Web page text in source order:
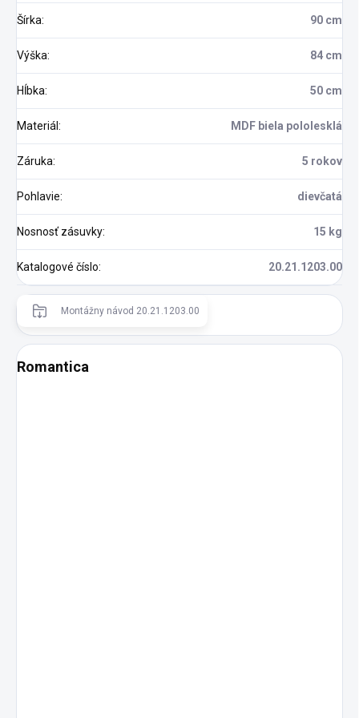
Šírka: 90 cm
Výška: 84 cm
Hĺbka: 50 cm
Materiál: MDF biela pololesklá
Záruka: 5 rokov
Pohlavie: dievčatá
Nosnosť zásuvky: 15 kg
Katalogové číslo: 20.21.1203.00
Montážny návod 20.21.1203.00
Romantica